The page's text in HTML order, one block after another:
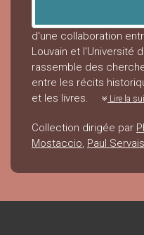
d'une collaboration
Louvain et l'Université
rassemble des
entre les récits
et les livres.
Lire la
Collection dirigée par
Mostaccio, Paul Servais